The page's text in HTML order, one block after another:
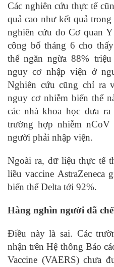
Các nghiên cứu thực tế
quả cao như kết quả
nghiên cứu do Cơ quan
công bố tháng 6 cho
thể ngăn ngừa 88%
nguy cơ nhập viện ở
Nghiên cứu cũng chỉ ra
nguy cơ nhiễm biến thể
các nhà khoa học đưa
trường hợp nhiễm
người phải nhập viện.
Ngoài ra, dữ liệu thực tế
liều vaccine AstraZeneca
biến thể Delta tới 92%.
Hàng nghìn người đã
Điều này là sai. Các
nhận trên Hệ thống Báo
Vaccine (VAERS) chưa